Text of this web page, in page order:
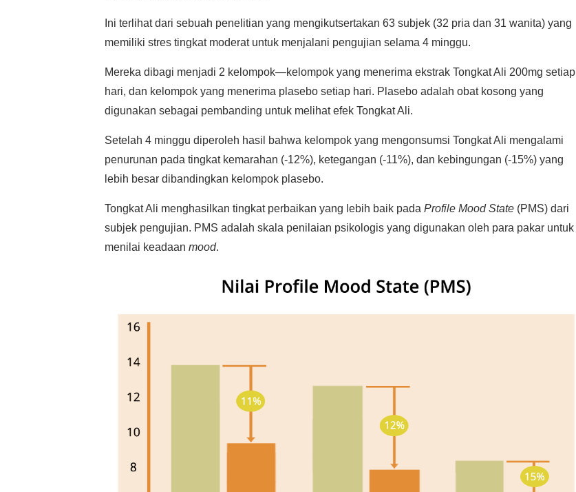
Ini terlihat dari sebuah penelitian yang mengikutsertakan 63 subjek (32 pria dan 31 wanita) yang
memiliki stres tingkat moderat untuk menjalani pengujian selama 4 minggu.
Mereka dibagi menjadi 2 kelompok—kelompok yang menerima ekstrak Tongkat Ali 200mg setiap
hari, dan kelompok yang menerima plasebo setiap hari. Plasebo adalah obat kosong yang
digunakan sebagai pembanding untuk melihat efek Tongkat Ali.
Setelah 4 minggu diperoleh hasil bahwa kelompok yang mengonsumsi Tongkat Ali mengalami
penurunan pada tingkat kemarahan (-12%), ketegangan (-11%), dan kebingungan (-15%) yang
lebih besar dibandingkan kelompok plasebo.
Tongkat Ali menghasilkan tingkat perbaikan yang lebih baik pada Profile Mood State (PMS) dari
subjek pengujian. PMS adalah skala penilaian psikologis yang digunakan oleh para pakar untuk
menilai keadaan mood.